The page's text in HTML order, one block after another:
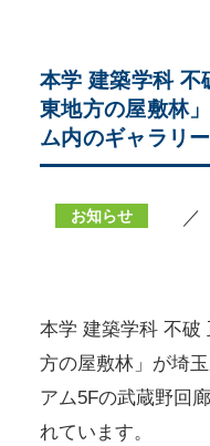
本学 建築学科 不
東地方の屋敷林
ム内のギャラリ
お知らせ ／
本学 建築学科 不破
方の屋敷林」が埼
アム5Fの武蔵野回
れています。